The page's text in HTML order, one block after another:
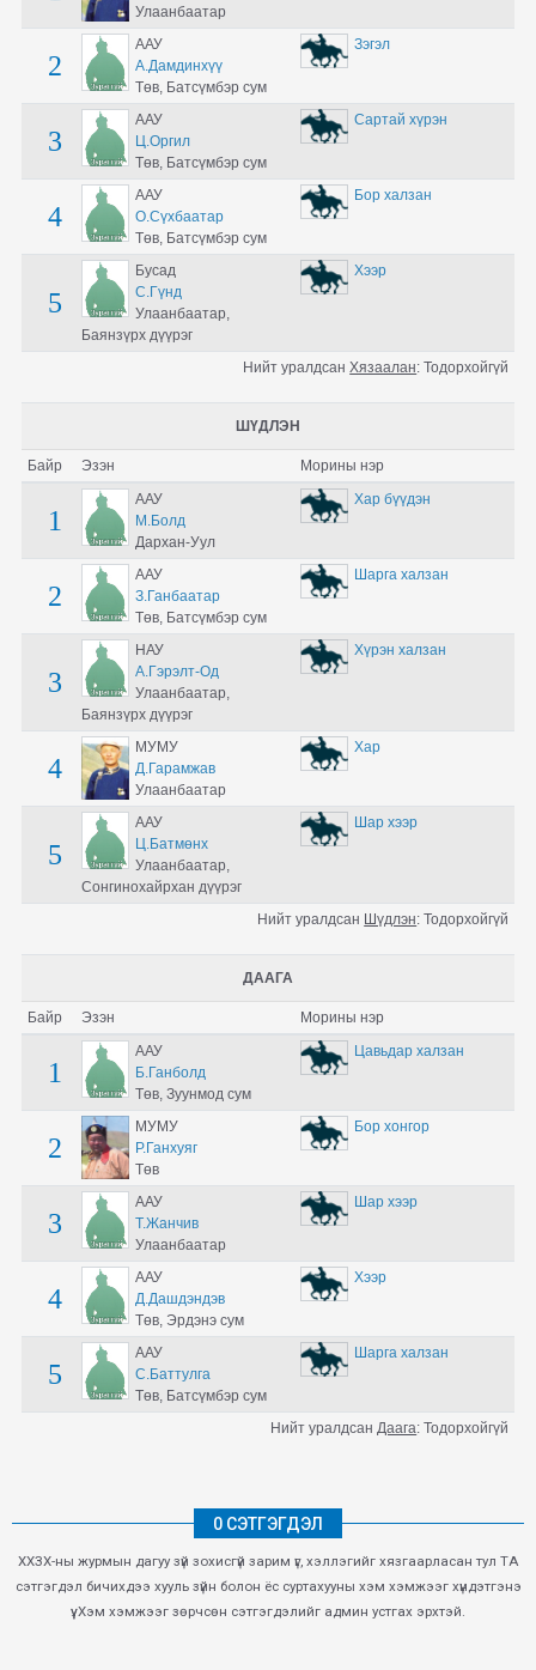
Улаанбаатар
2
ААУ
А.Дамдинхүү
Төв, Батсүмбэр сум
Зэгэл
3
ААУ
Ц.Оргил
Төв, Батсүмбэр сум
Сартай хүрэн
4
ААУ
О.Сүхбаатар
Төв, Батсүмбэр сум
Бор халзан
5
Бусад
С.Гүнд
Улаанбаатар,
Баянзүрх дүүрэг
Хээр
Нийт уралдсанХязаалан:Тодорхойгүй
ШҮДЛЭН
Байр Эзэн Морины нэр
1
ААУ
М.Болд
Дархан-Уул
Хар бүүдэн
2
ААУ
З.Ганбаатар
Төв, Батсүмбэр сум
Шарга халзан
3
НАУ
А.Гэрэлт-Од
Улаанбаатар,
Баянзүрх дүүрэг
Хүрэн халзан
4
МУМУ
Д.Гарамжав
Улаанбаатар
Хар
5
ААУ
Ц.Батмөнх
Улаанбаатар,
Сонгинохайрхан дүүрэг
Шар хээр
Нийт уралдсан Шүдлэн:Тодорхойгүй
ДААГА
Байр Эзэн Морины нэр
1
ААУ
Б.Ганболд
Төв, Зуунмод сум
Цавьдар халзан
2
МУМУ
Р.Ганхуяг
Төв
Бор хонгор
3
ААУ
Т.Жанчив
Улаанбаатар
Шар хээр
4
ААУ
Д.Дашдэндэв
Төв, Эрдэнэ сум
Хээр
5
ААУ
С.Баттулга
Төв, Батсүмбэр сум
Шарга халзан
Нийт уралдсанДаага:Тодорхойгүй
0 СЭТГЭГДЭЛ
ХХЗХ-ны журмын дагуу зүй зохисгүй зарим үг, хэллэгийг хязгаарласан тул ТА
сэтгэгдэл бичихдээ хууль зүйн болон ёс суртахууны хэм хэмжээг хүндэтгэнэ
үү. Хэм хэмжээг зөрчсөн сэтгэгдэлийг админ устгах эрхтэй.